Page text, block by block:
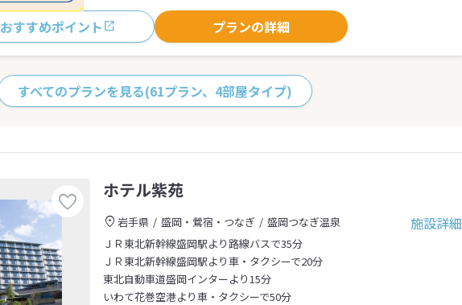
おすすめポイント プランの詳細
すべてのプランを見る(61プラン、4部屋タイプ)
ホテル紫苑
施設詳細
岩手県 盛岡・鶯宿・つなぎ
盛岡つなぎ温泉
ＪＲ東北新幹線盛岡駅より路線バスで35分
ＪＲ東北新幹線盛岡駅より車・タクシーで20分
東北自動車道盛岡インターより15分
いわて花巻空港より車・タクシーで50分